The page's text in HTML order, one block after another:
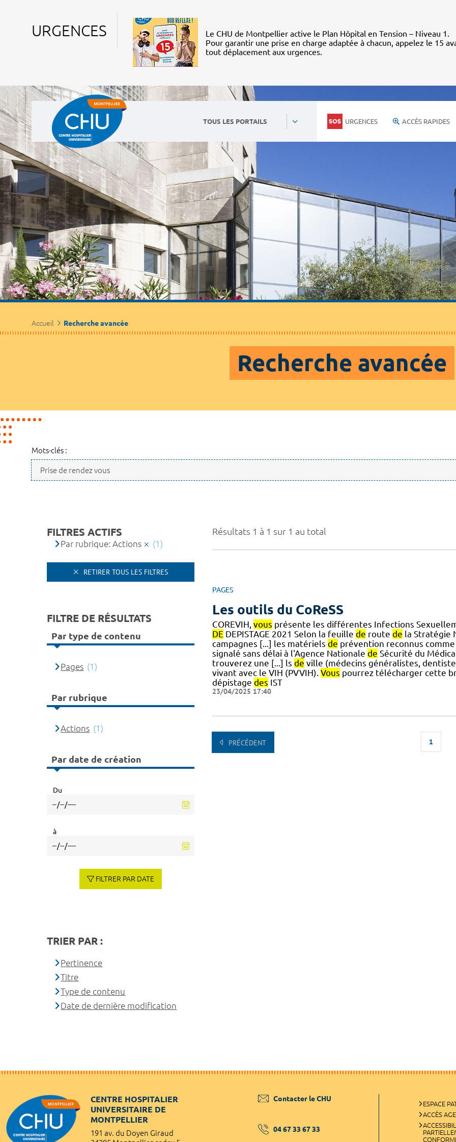
URGENCES
Le CHU de Montpellier active le Plan Hôpital en Tension – Niveau 1.
Pour garantir une prise en charge adaptée à chacun, appelez le 15
tout déplacement aux urgences.
TOUS LES PORTAILS URGENCES ACCÈS RAPIDES
Accueil Recherche avancée
Recherche avancée
Mots-clés :
Résultats 1 à 1 sur 1 au total
PAGES
Les outils du CoReSS
COREVIH, vous présente les différentes Infections
DE DEPISTAGE 2021 Selon la feuille de route de la Stratégie
campagnes [...] les matériels de prévention reconnus
signalé sans délai à l'Agence Nationale de Sécurité du
trouverez une [...] ls de ville (médecins généralistes,
vivant avec le VIH (PVVIH). Vous pourrez télécharger cette
dépistage des IST
23/04/2025 17:40
PRÉCÉDENT 1
FILTRES ACTIFS
Par rubrique: Actions (1)
RETIRER TOUS LES FILTRES
FILTRE DE RÉSULTATS
Par type de contenu
Pages (1)
Par rubrique
Actions (1)
Par date de création
Du
à
FILTRER PAR DATE
TRIER PAR :
Pertinence
Titre
Type de contenu
Date de dernière modification
CENTRE HOSPITALIER
UNIVERSITAIRE DE
MONTPELLIER
191 av. du Doyen Giraud
Contacter le CHU
04 67 33 67 33
ESPACE
ACCÈS